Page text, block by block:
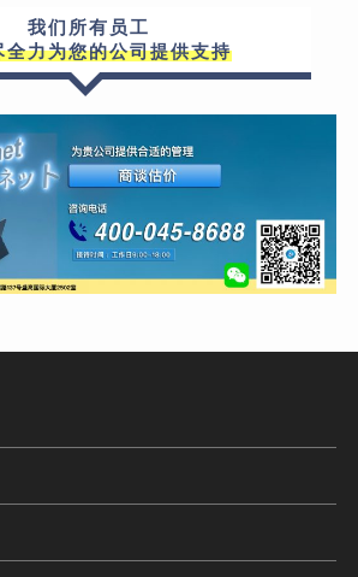
我们所有员工
全力为您的公司提供支持